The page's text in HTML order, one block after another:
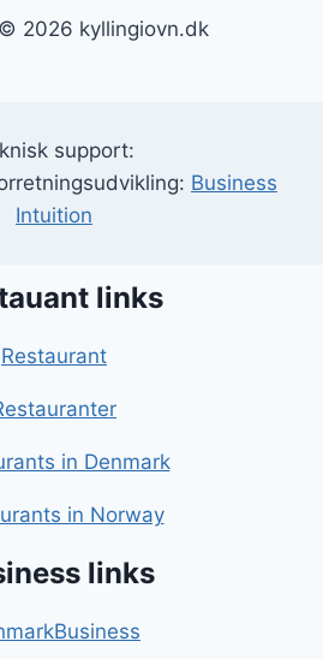
2026 kyllingiovn.dk
support:
Business
Intuition
links
Restaurant
in Denmark
in Norway
links